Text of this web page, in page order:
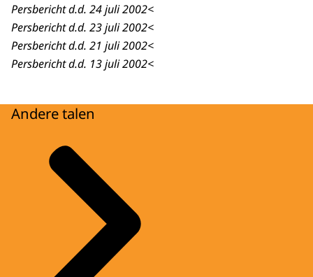
Persbericht d.d. 24 juli 2002<
Persbericht d.d. 23 juli 2002<
Persbericht d.d. 21 juli 2002<
Persbericht d.d. 13 juli 2002<
Andere talen